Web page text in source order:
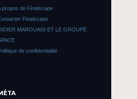
propos de Finalscape
Finalscape
MAROUANI ET LE GROUPE
de confidentialité